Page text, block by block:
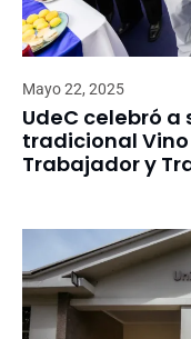
Mayo 22, 2025
UdeC celebró
tradicional Vino
Trabajador y